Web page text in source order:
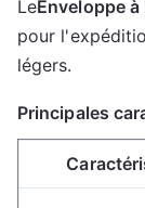
LeEnveloppe
pour
légers.
Principales